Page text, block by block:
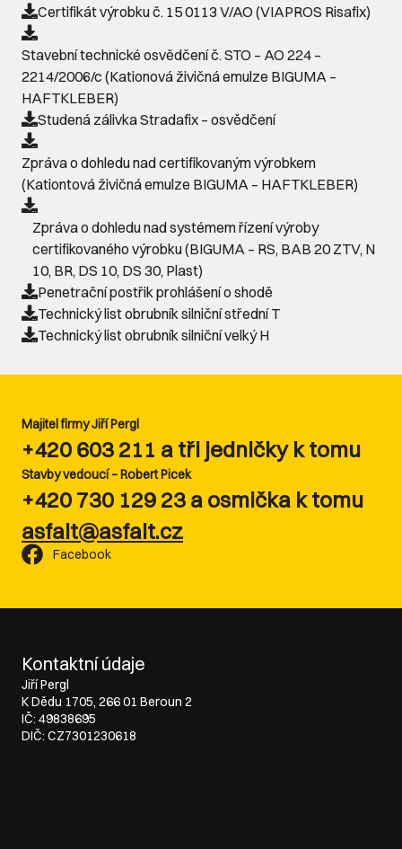
Certifikát výrobku č. 15 0113 V/AO (VIAPROS Risafix)
Stavební technické osvědčení č. STO – AO 224 –
2214/2006/c (Kationová živičná emulze BIGUMA –
HAFTKLEBER)
Studená zálivka Stradafix – osvědčení
Zpráva o dohledu nad certifikovaným výrobkem
(Kationtová živičná emulze BIGUMA – HAFTKLEBER)
Zpráva o dohledu nad systémem řízení výroby
certifikovaného výrobku (BIGUMA – RS, BAB 20 ZTV, N
10, BR, DS 10, DS 30, Plast)
Penetrační postřik prohlášení o shodě
Technický list obrubník silniční střední T
Technický list obrubník silniční velký H
Majitel firmy Jiří Pergl
+420 603 211 a tři jedničky k tomu
Stavby vedoucí – Robert Picek
+420 730 129 23 a osmička k tomu
asfalt@asfalt.cz
Facebook
Kontaktní údaje
Jiří Pergl
K Dědu 1705, 266 01 Beroun 2
IČ: 49838695
DIČ: CZ7301230618